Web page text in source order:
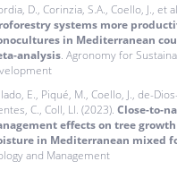
D., Corinzia, S.A., Coello, J., et
systems more
in Mediterranean
. Agronomy for
E., Piqué, M., Coello, J., de-
C., Coll, Ll. (2023). Close-to-
effects on tree
in Mediterranean mixed
and Management